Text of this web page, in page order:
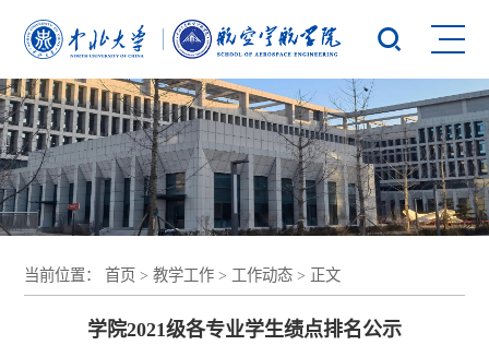
当前位置：首页 >教学工作 > 工作动态 > 正文
学院2021级各专业学生绩点排名公示